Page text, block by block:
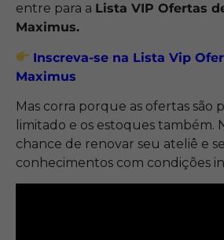
entre para a Lista VIP Ofertas
Maximus.
Inscreva-se na Lista Vip
Maximus
Mas corra porque as ofertas são
limitado e os estoques também.
chance de renovar seu ateliê e
conhecimentos com condições